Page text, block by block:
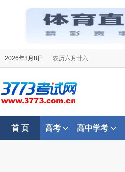
2026年8月8日 农历六月廿六
首 页 高考 高中学考